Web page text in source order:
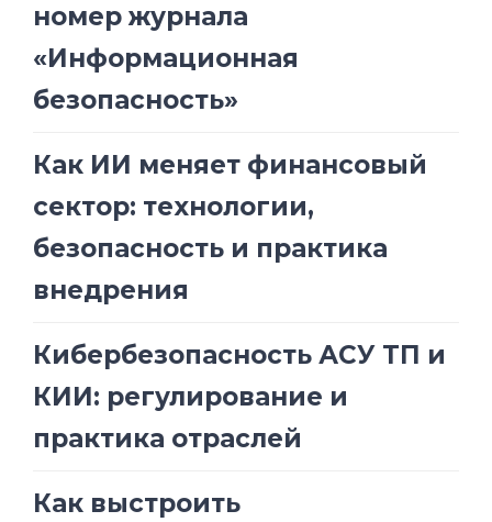
номер журнала
«Информационная
безопасность»
Как ИИ меняет финансовый
сектор: технологии,
безопасность и практика
внедрения
Кибербезопасность АСУ ТП и
КИИ: регулирование и
практика отраслей
Как выстроить